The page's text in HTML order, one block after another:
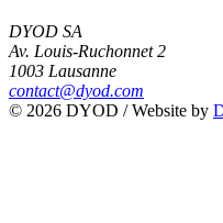
DYOD SA
Av. Louis-Ruchonnet 2
1003 Lausanne
contact@dyod.com
© 2026 DYOD / Website by